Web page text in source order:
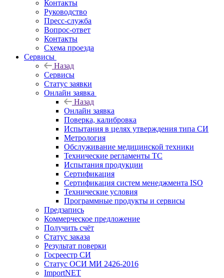
Контакты
Руководство
Пресс-служба
Вопрос-ответ
Контакты
Схема проезда
Сервисы
Назад
Сервисы
Статус заявки
Онлайн заявка
Назад
Онлайн заявка
Поверка, калибровка
Испытания в целях утверждения типа СИ
Метрология
Обслуживание медицинской техники
Технические регламенты ТС
Испытания продукции
Сертификация
Сертификация систем менеджмента ISO
Технические условия
Программные продукты и сервисы
Предзапись
Коммерческое предложение
Получить счёт
Статус заказа
Результат поверки
Госреестр СИ
Статус ОСИ МИ 2426-2016
ImportNET